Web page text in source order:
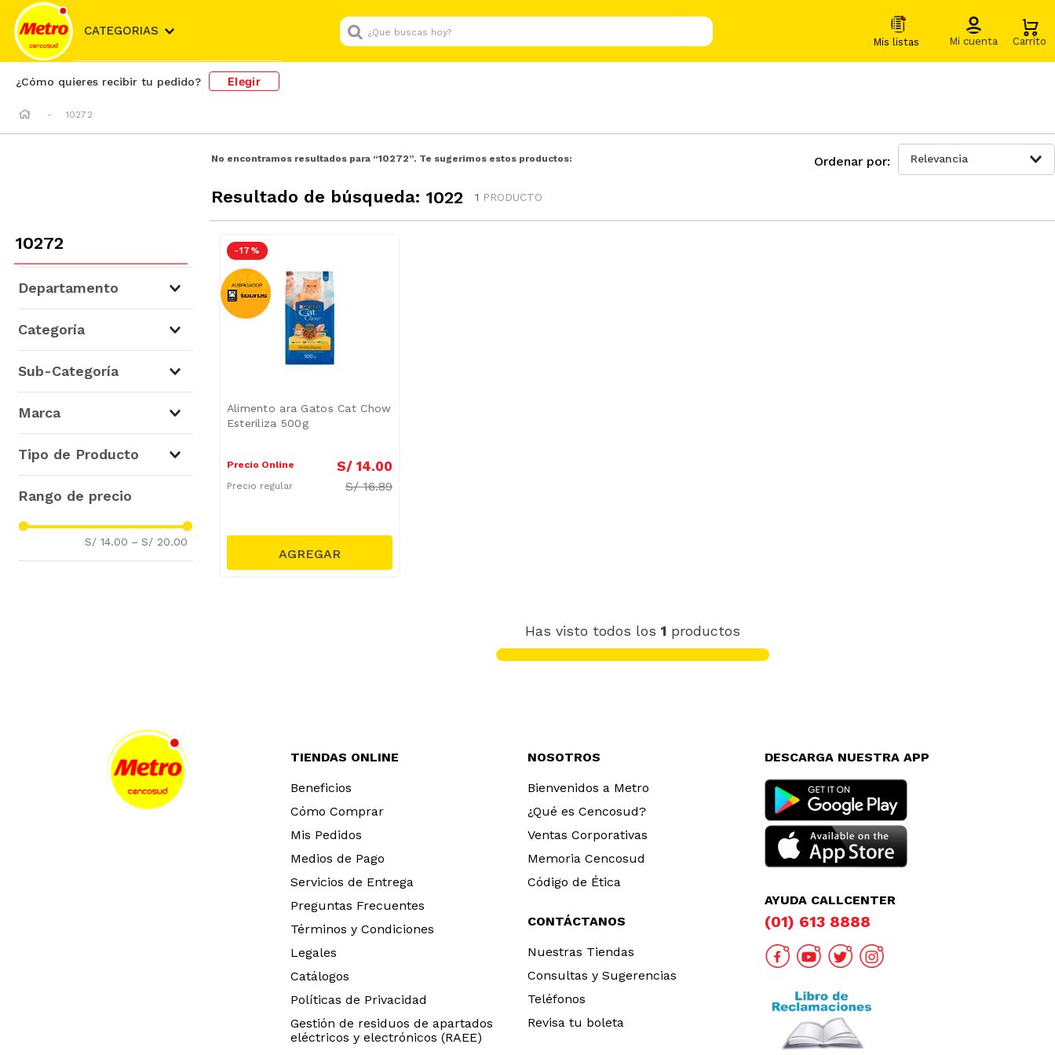
CATEGORIAS
¿Que buscas hoy?
¿Cómo quieres recibir tu pedido? Elegir
10272
No encontramos resultados para “10272”. Te sugerimos estos productos:
Resultado de búsqueda: 1022 1 PRODUCTO
Relevancia
10272
Departamento
Categoría
Sub-Categoría
(1 )
Marca
Tipo de Producto
S/ 14.00 – S/ 20.00
-17 %
Alimento ara Gatos Cat Chow
Esteriliza 500g
Precio Online S/ 14.00
Precio regular S/16.89
Has visto todos los1 productos
TIENDAS ONLINE
Beneficios
Cómo Comprar
Mis Pedidos
Medios de Pago
Servicios de Entrega
Preguntas Frecuentes
Términos y Condiciones
Legales
Catálogos
Políticas de Privacidad
Gestión de residuos de apartados
eléctricos y electrónicos (RAEE)
NOSOTROS
Bienvenidos a Metro
¿Qué es Cencosud?
Ventas Corporativas
Memoria Cencosud
Código de Ética
CONTÁCTANOS
Nuestras Tiendas
Consultas y Sugerencias
Teléfonos
Revisa tu boleta
DESCARGA NUESTRA APP
AYUDA CALLCENTER
(01) 613 8888